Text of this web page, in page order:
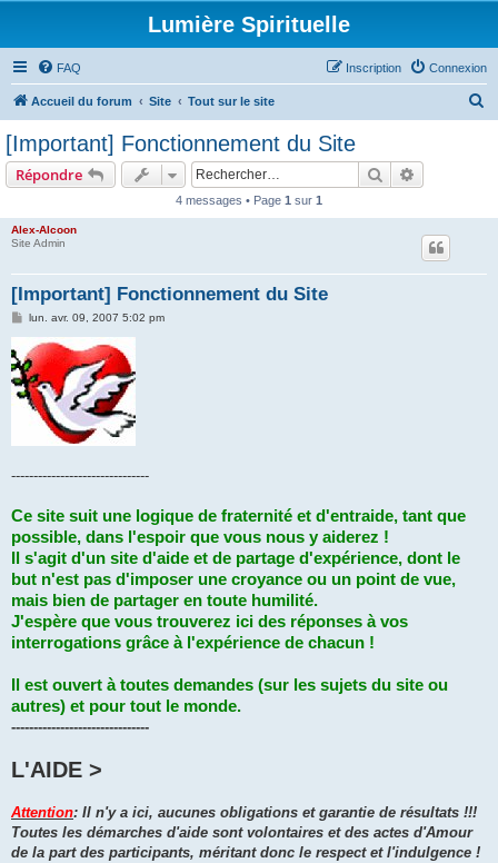
Lumière Spirituelle
FAQ Connexion
Inscription
Accueil du forum Site Tout sur le site
[Important] Fonctionnement du Site
Répondre Rechercher
4 messages • Page 1 sur 1
Alex-Alcoon
Site Admin
[Important] Fonctionnement du Site
M
s
a
g
e
lun. avr. 09, 2007 5:02 pm
-------------------------------
Ce site suit une logique de fraternité et d'entraide, tant que
possible, dans l'espoir que vous nous y aiderez !
Il s'agit d'un site d'aide et de partage d'expérience, dont le
but n'est pas d'imposer une croyance ou un point de vue,
mais bien de partager en toute humilité.
J'espère que vous trouverez ici des réponses à vos
interrogations grâce à l'expérience de chacun !
Il est ouvert à toutes demandes (sur les sujets du site ou
autres) et pour tout le monde.
-------------------------------
L'AIDE >
Attention: Il n'y a ici, aucunes obligations et garantie de résultats !!!
Toutes les démarches d'aide sont volontaires et des actes d'Amour
de la part des participants, méritant donc le respect et l'indulgence !